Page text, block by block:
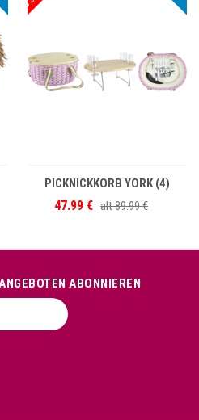
PICKNICKKORB YORK (4)
47.99 € alt89.99 €
ABONNIEREN